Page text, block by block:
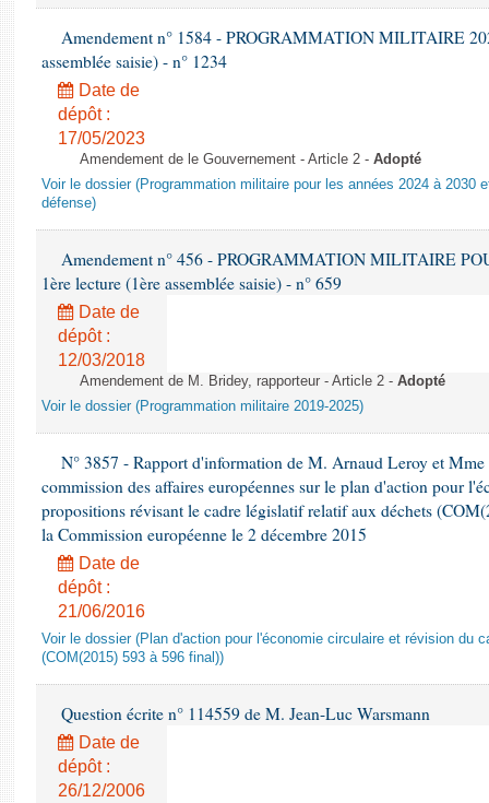
Amendement n° 1584 - PROGRAMMATION MILITAIRE
assemblée saisie) - n° 1234
Date de
dépôt :
17/05/2023
Amendement de le Gouvernement - Article 2 - Adopté
Voir le dossier (Programmation militaire pour les années 2024 à 2030
défense)
Amendement n° 456 - PROGRAMMATION MILITAIRE
1ère lecture (1ère assemblée saisie) - n° 659
Date de
dépôt :
12/03/2018
Amendement de M. Bridey, rapporteur - Article 2 - Adopté
Voir le dossier (Programmation militaire 2019-2025)
N° 3857 - Rapport d'information de M. Arnaud Leroy et Mme
commission des affaires européennes sur le plan d'action pour
propositions révisant le cadre législatif relatif aux déchets
la Commission européenne le 2 décembre 2015
Date de
dépôt :
21/06/2016
Voir le dossier (Plan d'action pour l'économie circulaire et révision du
(COM(2015) 593 à 596 final))
Question écrite n° 114559 de M. Jean-Luc Warsmann
Date de
dépôt :
26/12/2006